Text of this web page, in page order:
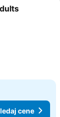
cene